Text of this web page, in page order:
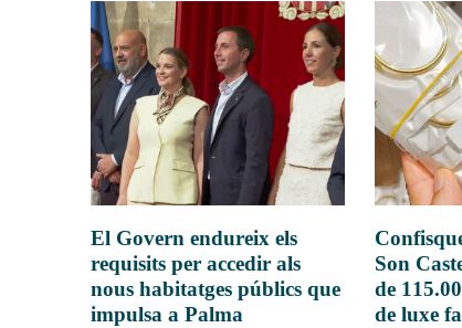
El Govern endureix els
requisits per accedir als
nous habitatges públics que
impulsa a Palma
Son
de
de luxe